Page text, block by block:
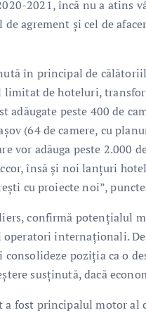
2021, încă nu a atins
agrement și cel de
în principal de
de hoteluri,
adăugate peste 400 de
(64 de camere, cu
vor adăuga peste 2.000
însă și noi lanțuri
cu proiecte noi”,
confirmă potențialul
internaționali.
consolideze poziția ca o
susținută, dacă
a fost principalul motor